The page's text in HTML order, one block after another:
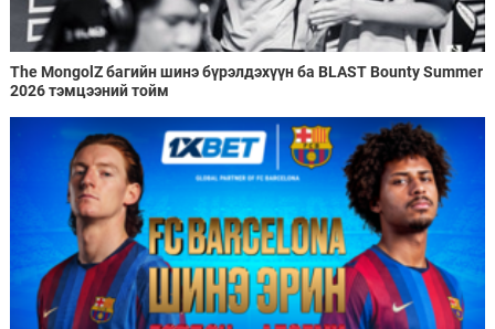
The MongolZ багийн шинэ бүрэлдэхүүн ба BLAST Bounty Summer
2026 тэмцээний тойм